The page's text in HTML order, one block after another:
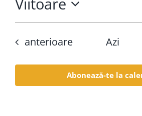
Selectează
data.
Evenimente
anterioare Azi
Abonează-te la